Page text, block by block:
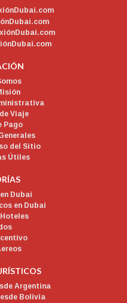
Viaje
Pago
del Sitio
Útiles
Dubai
en Dubai
Argentina
Bolivia